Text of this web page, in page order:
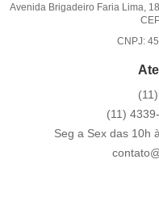
Avenida Brigadeiro Faria Lima,
CNPJ:
(11)
(11)
Seg a Sex das 10h